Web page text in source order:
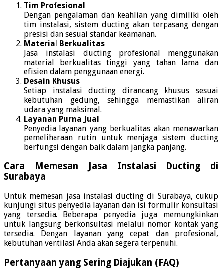
Tim Profesional
Dengan pengalaman dan keahlian yang dimiliki oleh
tim instalasi, sistem ducting akan terpasang dengan
presisi dan sesuai standar keamanan.
Material Berkualitas
Jasa instalasi ducting profesional menggunakan
material berkualitas tinggi yang tahan lama dan
efisien dalam penggunaan energi.
Desain Khusus
Setiap instalasi ducting dirancang khusus sesuai
kebutuhan gedung, sehingga memastikan aliran
udara yang maksimal.
Layanan Purna Jual
Penyedia layanan yang berkualitas akan menawarkan
pemeliharaan rutin untuk menjaga sistem ducting
berfungsi dengan baik dalam jangka panjang.
Cara Memesan Jasa Instalasi Ducting di
Surabaya
Untuk memesan jasa instalasi ducting di Surabaya, cukup
kunjungi situs penyedia layanan dan isi formulir konsultasi
yang tersedia. Beberapa penyedia juga memungkinkan
untuk langsung berkonsultasi melalui nomor kontak yang
tersedia. Dengan layanan yang cepat dan profesional,
kebutuhan ventilasi Anda akan segera terpenuhi.
Pertanyaan yang Sering Diajukan (FAQ)